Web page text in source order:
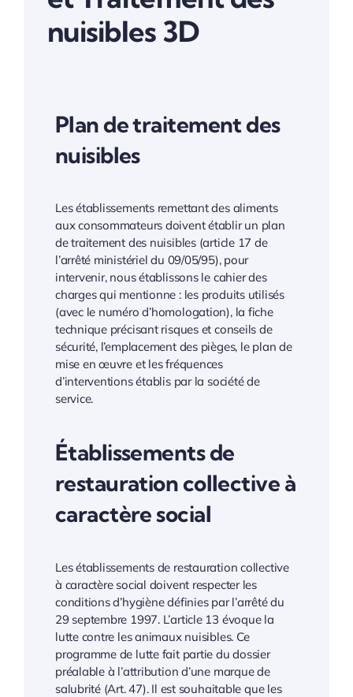
nuisibles 3D
Plan de traitement des
nuisibles
Les établissements remettant des aliments
aux consommateurs doivent établir un plan
de traitement des nuisibles (article 17 de
l’arrêté ministériel du 09/05/95), pour
intervenir, nous établissons le cahier des
charges qui mentionne : les produits utilisés
(avec le numéro d’homologation), la fiche
technique précisant risques et conseils de
sécurité, l’emplacement des pièges, le plan de
mise en œuvre et les fréquences
d’interventions établis par la société de
service.
Établissements de
restauration collective à
caractère social
Les établissements de restauration collective
à caractère social doivent respecter les
conditions d’hygiène définies par l’arrêté du
29 septembre 1997. L’article 13 évoque la
lutte contre les animaux nuisibles. Ce
programme de lutte fait partie du dossier
préalable à l’attribution d’une marque de
salubrité (Art. 47). Il est souhaitable que les